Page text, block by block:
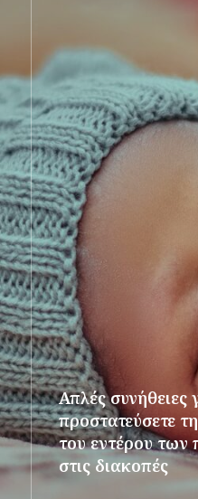
Απλές συνήθειες
προστατεύσετε
του εντέρου των
στις διακοπές